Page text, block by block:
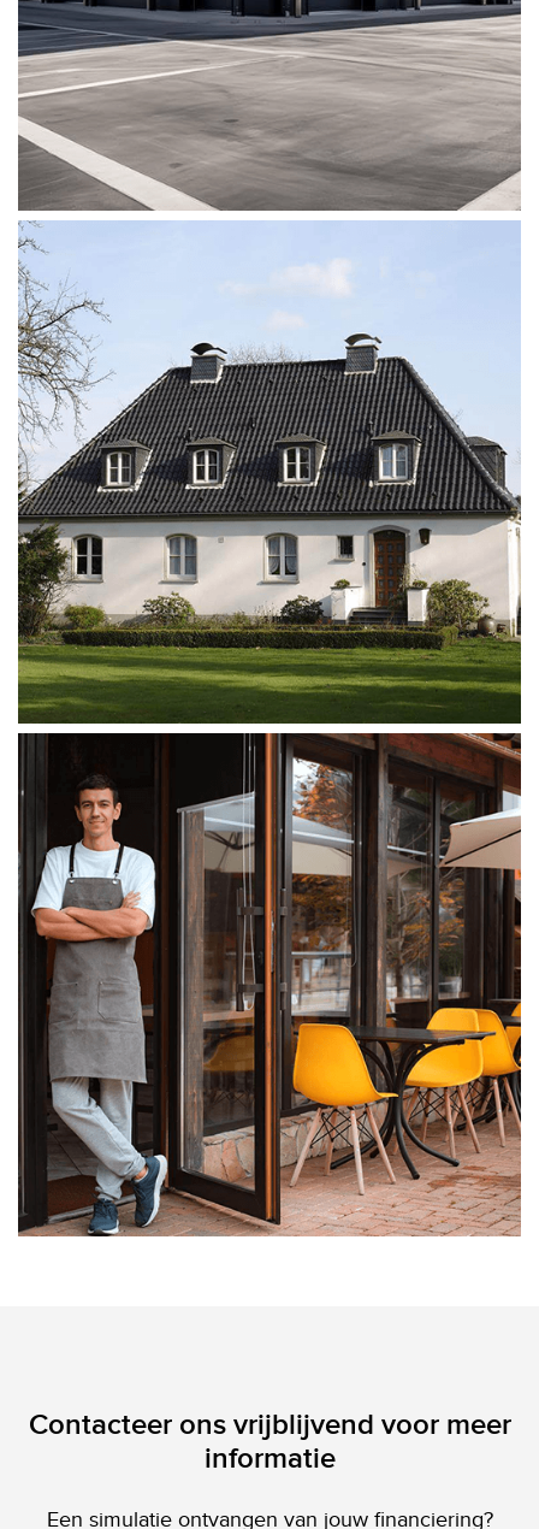
Contacteer ons vrijblijvend voor meer
informatie
Een simulatie ontvangen van jouw financiering?